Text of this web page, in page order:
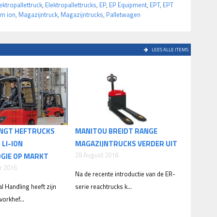
, Elektropallettrucks, EP, EP Equipment, EPT, EPT
ion, Magazijntruck, Magazijntrucks, Palletwagen
LEES ALLE ITEMS
HEFTRUCKS
LI-ION
OP MARKT
2016
Handling heeft zijn
MANITOU BREIDT RANGE
MAGAZIJNTRUCKS VERDER UIT
28 August 2018
Na de recente introductie van de ER-
serie reachtrucks k...